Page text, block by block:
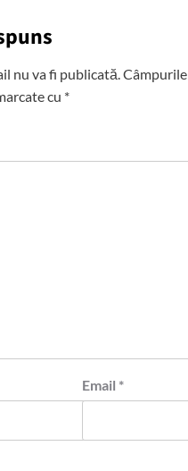
nu va fi publicată.Câmpurile
cu *
Email *